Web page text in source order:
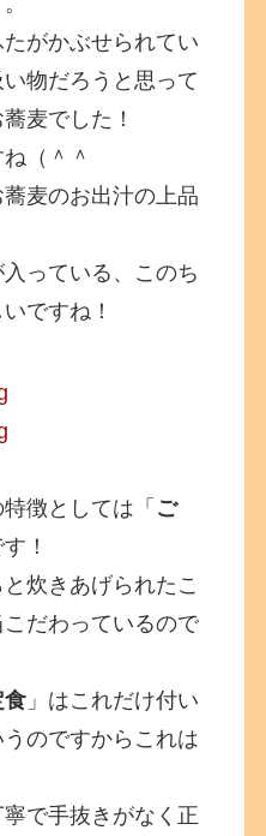
がかぶせられてい
物だろうと思って
麦でした！
（＾＾
麦のお出汁の上品
っている、このち
ですね！
徴としては「 ご
！
炊きあげられたこ
だわっているので
食 」はこれだけ付い
うのですからこれは
で手抜きがなく正